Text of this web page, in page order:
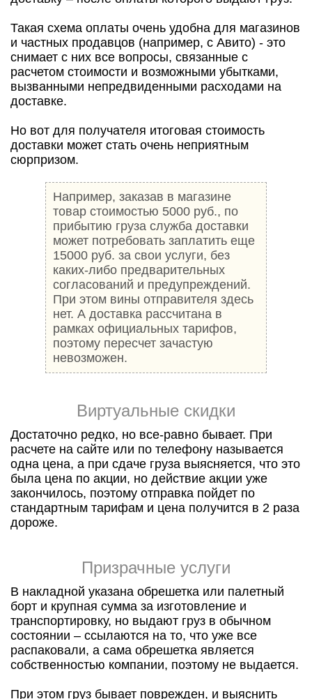
Такая схема оплаты очень удобна для магазинов
и частных продавцов (например, с Авито) - это
снимает с них все вопросы, связанные с
расчетом стоимости и возможными убытками,
вызванными непредвиденными расходами на
доставке.
Но вот для получателя итоговая стоимость
доставки может стать очень неприятным
сюрпризом.
Например, заказав в магазине
товар стоимостью 5000 руб., по
прибытию груза служба доставки
может потребовать заплатить еще
15000 руб. за свои услуги, без
каких-либо предварительных
согласований и предупреждений.
При этом вины отправителя здесь
нет. А доставка рассчитана в
рамках официальных тарифов,
поэтому пересчет зачастую
невозможен.
Виртуальные скидки
Достаточно редко, но все-равно бывает. При
расчете на сайте или по телефону называется
одна цена, а при сдаче груза выясняется, что это
была цена по акции, но действие акции уже
закончилось, поэтому отправка пойдет по
стандартным тарифам и цена получится в 2 раза
дороже.
Призрачные услуги
В накладной указана обрешетка или палетный
борт и крупная сумма за изготовление и
транспортировку, но выдают груз в обычном
состоянии – ссылаются на то, что уже все
распаковали, а сама обрешетка является
собственностью компании, поэтому не выдается.
При этом груз бывает поврежден, и выяснить